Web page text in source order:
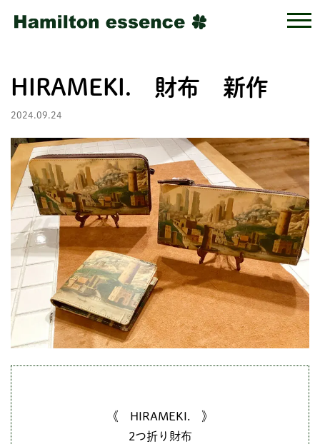
HIRAMEKI. 財布 新作
2024.09.24
《 HIRAMEKI. 》
2つ折り財布